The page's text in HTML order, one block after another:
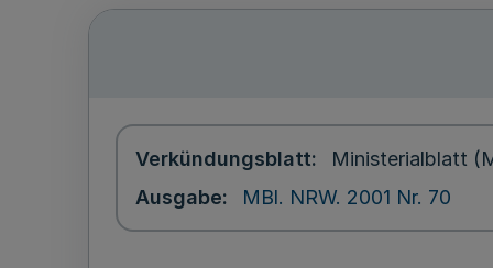
Verkündungsblatt
Ministerialblatt
Ausgabe
MBl. NRW. 2001 Nr. 70